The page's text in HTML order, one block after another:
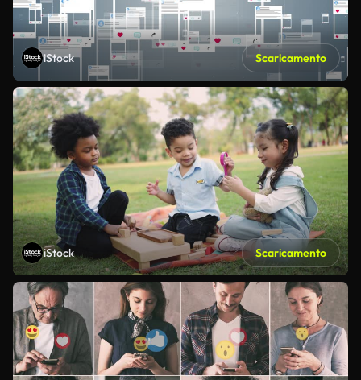
iStock Scaricamento
iStock Scaricamento